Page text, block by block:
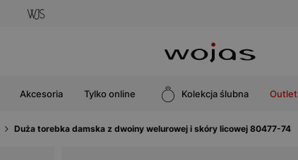
Akcesoria Tylko online Kolekcja ślubna Outlet
Duża torebka damska z dwoiny welurowej i skóry licowej 80477-74